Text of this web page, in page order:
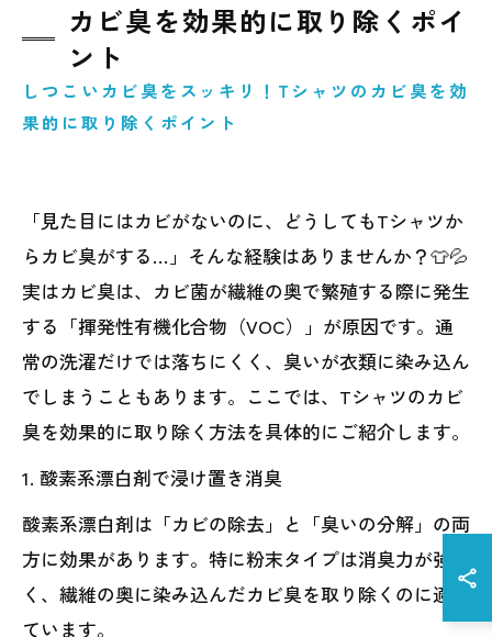
カビ臭を効果的に取り除くポイ
ント
しつこいカビ臭をスッキリ！Tシャツのカビ臭を効
果的に取り除くポイント
「見た目にはカビがないのに、どうしてもTシャツか
らカビ臭がする…」そんな経験はありませんか？👕💦
実はカビ臭は、カビ菌が繊維の奥で繁殖する際に発生
する「揮発性有機化合物（VOC）」が原因です。通
常の洗濯だけでは落ちにくく、臭いが衣類に染み込ん
でしまうこともあります。ここでは、Tシャツのカビ
臭を効果的に取り除く方法を具体的にご紹介します。
1. 酸素系漂白剤で浸け置き消臭
酸素系漂白剤は「カビの除去」と「臭いの分解」の両
方に効果があります。特に粉末タイプは消臭力が強
く、繊維の奥に染み込んだカビ臭を取り除くのに適し
ています。